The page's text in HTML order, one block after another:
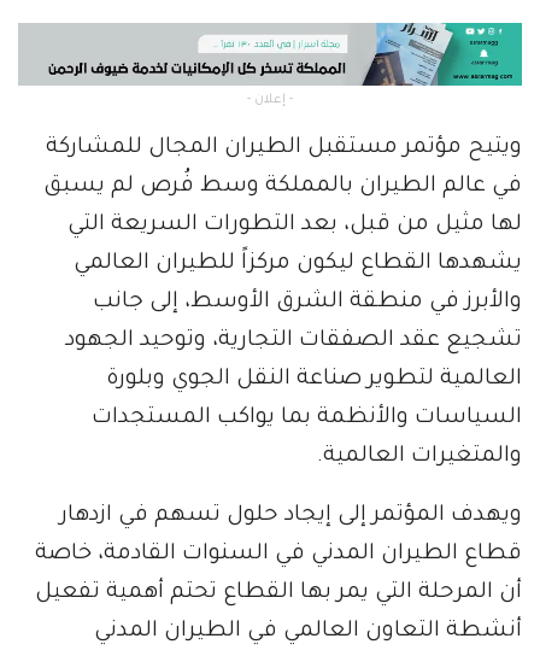
- إعلان -
ويتيح مؤتمر مستقبل الطيران المجال للمشاركة
في عالم الطيران بالمملكة وسط فُرص لم يسبق
لها مثيل من قبل، بعد التطورات السريعة التي
يشهدها القطاع ليكون مركزاً للطيران العالمي
والأبرز في منطقة الشرق الأوسط، إلى جانب
تشجيع عقد الصفقات التجارية، وتوحيد الجهود
العالمية لتطوير صناعة النقل الجوي وبلورة
السياسات والأنظمة بما يواكب المستجدات
والمتغيرات العالمية.
ويهدف المؤتمر إلى إيجاد حلول تسهم في ازدهار
قطاع الطيران المدني في السنوات القادمة، خاصة
أن المرحلة التي يمر بها القطاع تحتم أهمية تفعيل
أنشطة التعاون العالمي في الطيران المدني